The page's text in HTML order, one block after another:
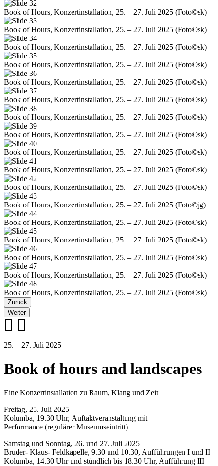
Book of Hours, Konzertinstallation, 25. – 27. Juli 2025 (Foto©sk)
Book of Hours, Konzertinstallation, 25. – 27. Juli 2025 (Foto©sk)
Book of Hours, Konzertinstallation, 25. – 27. Juli 2025 (Foto©sk)
Book of Hours, Konzertinstallation, 25. – 27. Juli 2025 (Foto©sk)
Book of Hours, Konzertinstallation, 25. – 27. Juli 2025 (Foto©sk)
Book of Hours, Konzertinstallation, 25. – 27. Juli 2025 (Foto©sk)
Book of Hours, Konzertinstallation, 25. – 27. Juli 2025 (Foto©sk)
Book of Hours, Konzertinstallation, 25. – 27. Juli 2025 (Foto©sk)
Book of Hours, Konzertinstallation, 25. – 27. Juli 2025 (Foto©sk)
Book of Hours, Konzertinstallation, 25. – 27. Juli 2025 (Foto©sk)
Book of Hours, Konzertinstallation, 25. – 27. Juli 2025 (Foto©sk)
Book of Hours, Konzertinstallation, 25. – 27. Juli 2025 (Foto©jg)
Book of Hours, Konzertinstallation, 25. – 27. Juli 2025 (Foto©sk)
Book of Hours, Konzertinstallation, 25. – 27. Juli 2025 (Foto©sk)
Book of Hours, Konzertinstallation, 25. – 27. Juli 2025 (Foto©sk)
Book of Hours, Konzertinstallation, 25. – 27. Juli 2025 (Foto©sk)
Book of Hours, Konzertinstallation, 25. – 27. Juli 2025 (Foto©sk)
Zurück
Weiter
25. – 27. Juli 2025
Book of hours and landscapes
Eine Konzertinstallation zu Raum, Klang und Zeit
Freitag, 25. Juli 2025
Kolumba, 19.30 Uhr, Auftaktveranstaltung mit
Performance (regulärer Museumseintritt)
Samstag und Sonntag, 26. und 27. Juli 2025
Bruder- Klaus- Feldkapelle, 9.30 und 10.30, Aufführungen I und II
Kolumba, 14.30 Uhr und stündlich bis 18.30 Uhr, Aufführung III